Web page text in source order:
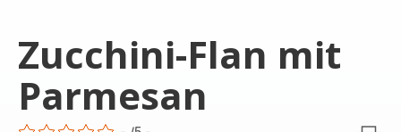
Zucchini-Flan mit
Parmesan